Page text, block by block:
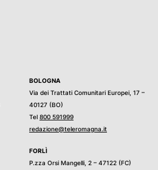
BOLOGNA
Via dei Trattati Comunitari Europei, 17 –
40127 (BO)
Tel 800 591999
redazione@teleromagna.it
FORLÌ
P.zza Orsi Mangelli, 2 – 47122 (FC)